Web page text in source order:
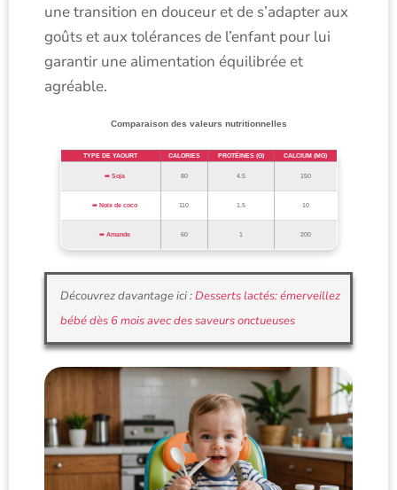
une transition en douceur et de s’adapter aux
goûts et aux tolérances de l’enfant pour lui
garantir une alimentation équilibrée et
agréable.
Comparaison des valeurs nutritionnelles
TYPE DE YAOURT CALORIES PROTÉINES (G) CALCIUM (MG)
Soja 80 4.5 150
Noix de coco 110 1.5 10
Amande 60 1 200
Découvrez davantage ici :Desserts lactés: émerveillez
bébé dès 6 mois avec des saveurs onctueuses